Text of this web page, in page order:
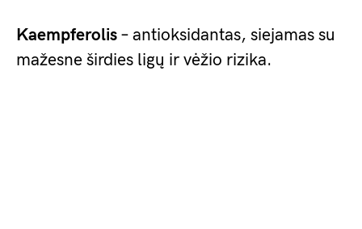
Kaempferolis – antioksidantas, siejamas su
mažesne širdies ligų ir vėžio rizika.